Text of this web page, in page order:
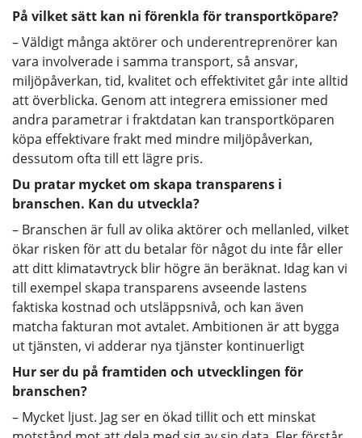
På vilket sätt kan ni förenkla för transportköpare?
– Väldigt många aktörer och underentreprenörer kan
vara involverade i samma transport, så ansvar,
miljöpåverkan, tid, kvalitet och effektivitet går inte alltid
att överblicka. Genom att integrera emissioner med
andra parametrar i fraktdatan kan transportköparen
köpa effektivare frakt med mindre miljöpåverkan,
dessutom ofta till ett lägre pris.
Du pratar mycket om skapa transparens i
branschen. Kan du utveckla?
– Branschen är full av olika aktörer och mellanled, vilket
ökar risken för att du betalar för något du inte får eller
att ditt klimatavtryck blir högre än beräknat. Idag kan vi
till exempel skapa transparens avseende lastens
faktiska kostnad och utsläppsnivå, och kan även
matcha fakturan mot avtalet. Ambitionen är att bygga
ut tjänsten, vi adderar nya tjänster kontinuerligt
Hur ser du på framtiden och utvecklingen för
branschen?
– Mycket ljust. Jag ser en ökad tillit och ett minskat